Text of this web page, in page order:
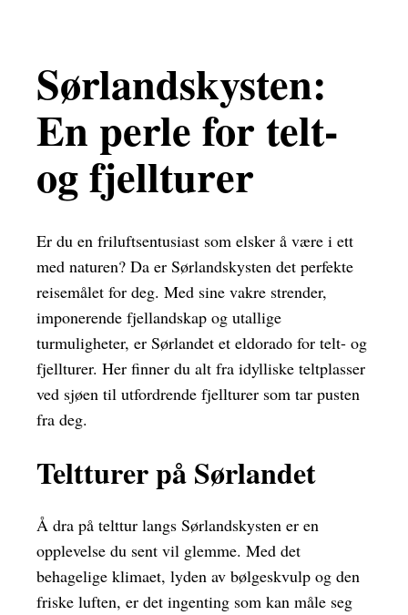
Sørlandskysten:
En perle for telt-
og fjellturer
Er du en friluftsentusiast som elsker å være i ett
med naturen? Da er Sørlandskysten det perfekte
reisemålet for deg. Med sine vakre strender,
imponerende fjellandskap og utallige
turmuligheter, er Sørlandet et eldorado for telt- og
fjellturer. Her finner du alt fra idylliske teltplasser
ved sjøen til utfordrende fjellturer som tar pusten
fra deg.
Teltturer på Sørlandet
Å dra på telttur langs Sørlandskysten er en
opplevelse du sent vil glemme. Med det
behagelige klimaet, lyden av bølgeskvulp og den
friske luften, er det ingenting som kan måle seg